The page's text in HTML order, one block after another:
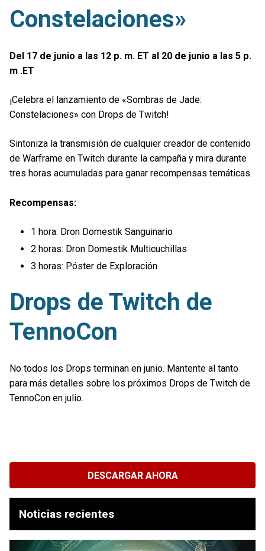
Constelaciones»
Del 17 de junio a las 12 p. m. ET al 20 de junio a las 5 p.
m .ET
¡Celebra el lanzamiento de «Sombras de Jade:
Constelaciones» con Drops de Twitch!
Sintoniza la transmisión de cualquier creador de contenido
de Warframe en Twitch durante la campaña y mira durante
tres horas acumuladas para ganar recompensas temáticas.
Recompensas:
1 hora: Dron Domestik Sanguinario
2 horas: Dron Domestik Multicuchillas
3 horas: Póster de Exploración
Drops de Twitch de
TennoCon
No todos los Drops terminan en junio. Mantente al tanto
para más detalles sobre los próximos Drops de Twitch de
TennoCon en julio.
DESCARGAR AHORA
Noticias recientes